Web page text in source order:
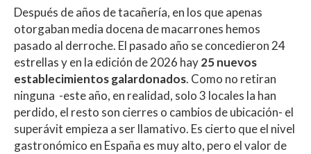
Después de años de tacañería, en los que apenas
otorgaban media docena de macarrones hemos
pasado al derroche. El pasado año se concedieron 24
estrellas y en la edición de 2026 hay25 nuevos
establecimientos galardonados. Como no retiran
ninguna -este año, en realidad, solo 3 locales la han
perdido, el resto son cierres o cambios de ubicación- el
superávit empieza a ser llamativo. Es cierto que el nivel
gastronómico en España es muy alto, pero el valor de